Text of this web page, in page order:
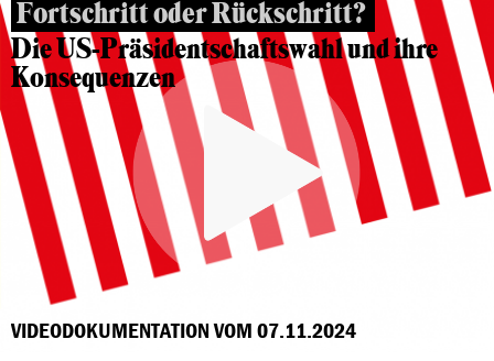
Fortschritt oder Rückschritt?
Die US-Präsidentschaftswahl und ihre
Konsequenzen
VIDEODOKUMENTATION VOM 07.11.2024